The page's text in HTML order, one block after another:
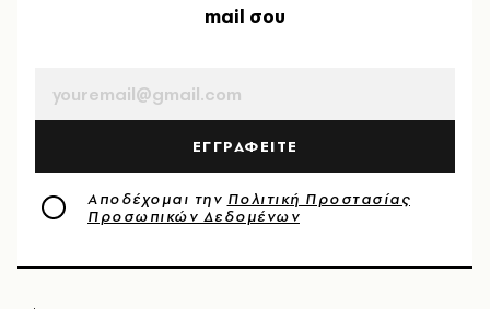
mail σου
ΕΓΓΡΑΦΕΙΤΕ
Αποδέχομαι την Πολιτική Προστασίας
Προσωπικών Δεδομένων